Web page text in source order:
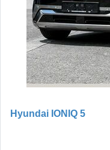
Hyundai IONIQ 5